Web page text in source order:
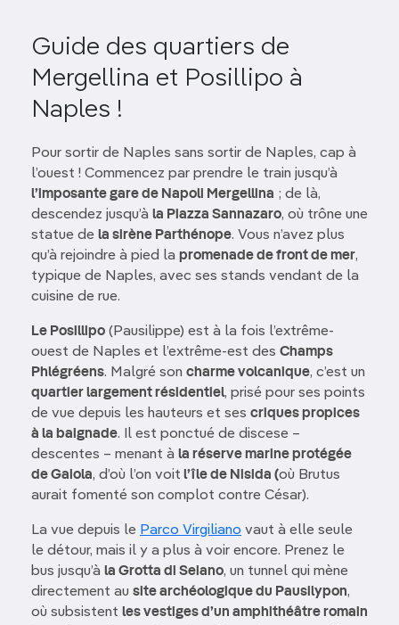
Guide des quartiers de
Mergellina et Posillipo à
Naples !
Pour sortir de Naples sans sortir de Naples, cap à
l’ouest ! Commencez par prendre le train jusqu’à
l’imposante gare de Napoli Mergellina ; de là,
descendez jusqu’à la Piazza Sannazaro, où trône une
statue de la sirène Parthénope. Vous n’avez plus
qu’à rejoindre à pied la promenade de front de mer,
typique de Naples, avec ses stands vendant de la
cuisine de rue.
Le Posillipo (Pausilippe) est à la fois l’extrême-
ouest de Naples et l’extrême-est des Champs
Phlégréens. Malgré son charme volcanique, c’est un
quartier largement résidentiel, prisé pour ses points
de vue depuis les hauteurs et ses criques propices
à la baignade. Il est ponctué de discese –
descentes – menant à la réserve marine protégée
de Gaiola, d’où l’on voit l’île de Nisida (où Brutus
aurait fomenté son complot contre César).
La vue depuis le Parco Virgiliano vaut à elle seule
le détour, mais il y a plus à voir encore. Prenez le
bus jusqu’à la Grotta di Seiano, un tunnel qui mène
directement au site archéologique du Pausilypon,
où subsistent les vestiges d’un amphithéâtre romain